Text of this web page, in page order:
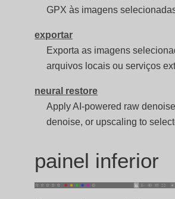
GPX às imagens
exportar
Exporta as imagens
arquivos locais ou serviços
neural restore
Apply AI-powered raw
denoise, or upscaling to
painel inferior